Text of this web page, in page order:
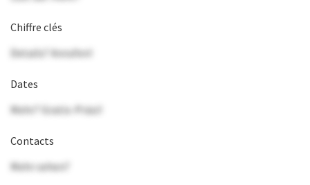
Chiffre clés
Details? Anrufen!
Dates
Mehr? Gratis-Präsi!
Contacts
Mehr sehen?